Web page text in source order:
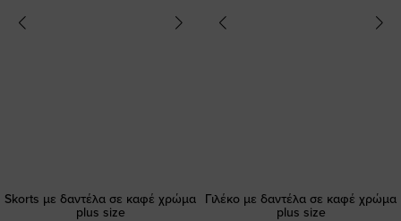
Skorts με δαντέλα σε καφέ χρώμα
plus size
Γιλέκο με δαντέλα σε καφέ χρώμα
plus size